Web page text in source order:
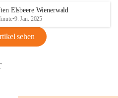
Elsbeere Wienerwald
•9. Jan. 2025
sehen